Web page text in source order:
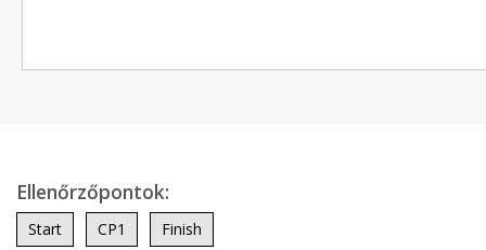
Ellenőrzőpontok:
Start CP1 Finish